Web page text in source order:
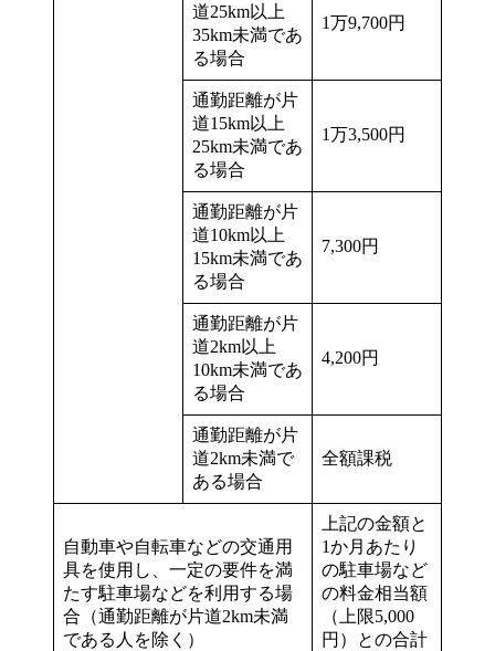
道25km以上
35km未満であ
る場合
1万9,700円
通勤距離が片
道15km以上
25km未満であ
る場合
1万3,500円
通勤距離が片
道10km以上
15km未満であ
る場合
7,300円
通勤距離が片
道2km以上
10km未満であ
る場合
4,200円
通勤距離が片
道2km未満で
ある場合
全額課税
自動車や自転車などの交通用
具を使用し、一定の要件を満
たす駐車場などを利用する場
合（通勤距離が片道2km未満
である人を除く）
上記の金額と
1か月あたり
の駐車場など
の料金相当額
（上限5,000
円）との合計